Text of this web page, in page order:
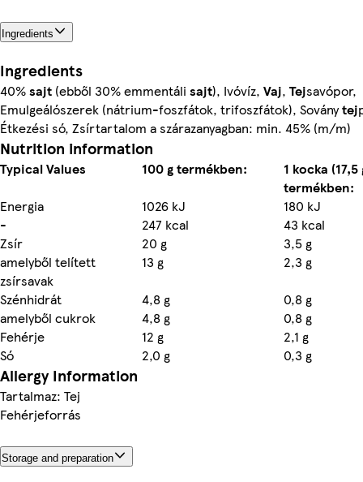
Ingredients
Ingredients
40%sajt (ebből 30% emmentáli sajt), Ivóvíz, Vaj, Tejsavópor,
Emulgeálószerek (nátrium-foszfátok, trifoszfátok), Soványtej
Étkezési só, Zsírtartalom a szárazanyagban: min. 45% (m/m)
Nutrition information
Typical Values 100 g termékben:
1 kocka (17,5
termékben:
Energia
1026 kJ
180 kJ
-
247 kcal
43 kcal
Zsír
20 g
3,5 g
amelyből telített
zsírsavak
13 g
2,3 g
Szénhidrát
4,8 g
0,8 g
amelyből cukrok
4,8 g
0,8 g
Fehérje
12 g
2,1 g
Só
2,0 g 0,3 g
Allergy Information
Tartalmaz: Tej
Fehérjeforrás
Storage and preparation